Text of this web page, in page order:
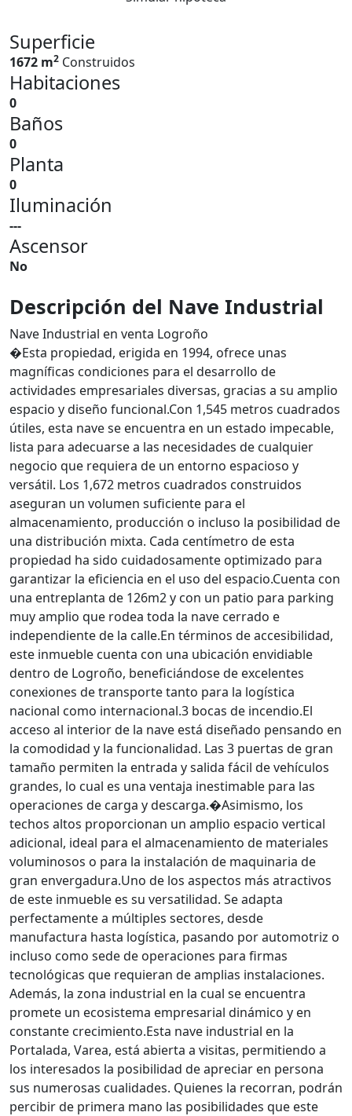
Superficie
1672 m2 Construidos
Habitaciones
0
Baños
0
Planta
0
Iluminación
---
Ascensor
No
Descripción del Nave Industrial
Nave Industrial en venta Logroño
�Esta propiedad, erigida en 1994, ofrece unas
magníficas condiciones para el desarrollo de
actividades empresariales diversas, gracias a su amplio
espacio y diseño funcional.Con 1,545 metros cuadrados
útiles, esta nave se encuentra en un estado impecable,
lista para adecuarse a las necesidades de cualquier
negocio que requiera de un entorno espacioso y
versátil. Los 1,672 metros cuadrados construidos
aseguran un volumen suficiente para el
almacenamiento, producción o incluso la posibilidad de
una distribución mixta. Cada centímetro de esta
propiedad ha sido cuidadosamente optimizado para
garantizar la eficiencia en el uso del espacio.Cuenta con
una entreplanta de 126m2 y con un patio para parking
muy amplio que rodea toda la nave cerrado e
independiente de la calle.En términos de accesibilidad,
este inmueble cuenta con una ubicación envidiable
dentro de Logroño, beneficiándose de excelentes
conexiones de transporte tanto para la logística
nacional como internacional.3 bocas de incendio.El
acceso al interior de la nave está diseñado pensando en
la comodidad y la funcionalidad. Las 3 puertas de gran
tamaño permiten la entrada y salida fácil de vehículos
grandes, lo cual es una ventaja inestimable para las
operaciones de carga y descarga.�Asimismo, los
techos altos proporcionan un amplio espacio vertical
adicional, ideal para el almacenamiento de materiales
voluminosos o para la instalación de maquinaria de
gran envergadura.Uno de los aspectos más atractivos
de este inmueble es su versatilidad. Se adapta
perfectamente a múltiples sectores, desde
manufactura hasta logística, pasando por automotriz o
incluso como sede de operaciones para firmas
tecnológicas que requieran de amplias instalaciones.
Además, la zona industrial en la cual se encuentra
promete un ecosistema empresarial dinámico y en
constante crecimiento.Esta nave industrial en la
Portalada, Varea, está abierta a visitas, permitiendo a
los interesados la posibilidad de apreciar en persona
sus numerosas cualidades. Quienes la recorran, podrán
percibir de primera mano las posibilidades que este